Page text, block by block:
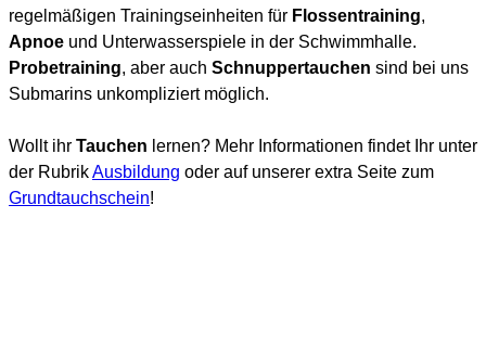
regelmäßigen Trainingseinheiten für Flossentraining,
Apnoe und Unterwasserspiele in der Schwimmhalle.
Probetraining, aber auch Schnuppertauchen sind bei uns
Submarins unkompliziert möglich.
Wollt ihr Tauchen lernen? Mehr Informationen findet Ihr unter
der RubrikAusbildung oder auf unserer extra Seite zum
Grundtauchschein!